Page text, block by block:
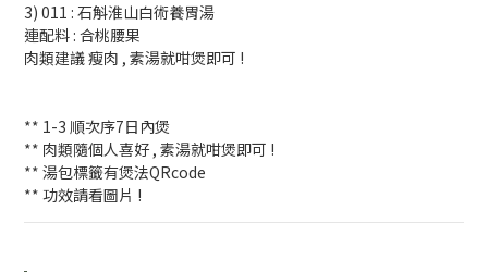
3) 011 : 石斛淮山白術養胃湯
連配料 : 合桃腰果
肉類建議 瘦肉 , 素湯就咁煲即可 !
** 1-3 順次序7日內煲
** 肉類隨個人喜好 , 素湯就咁煲即可 !
** 湯包標籤有煲法QRcode
** 功效請看圖片 !